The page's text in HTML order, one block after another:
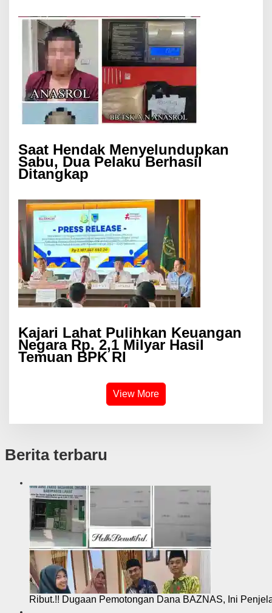
Saat Hendak Menyelundupkan
Sabu, Dua Pelaku Berhasil
Ditangkap
Kajari Lahat Pulihkan Keuangan
Negara Rp. 2,1 Milyar Hasil
Temuan BPK RI
View More
Berita terbaru
Ribut.!! Dugaan Pemotongan Dana BAZNAS, Ini